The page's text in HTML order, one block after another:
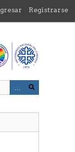
Registrarse